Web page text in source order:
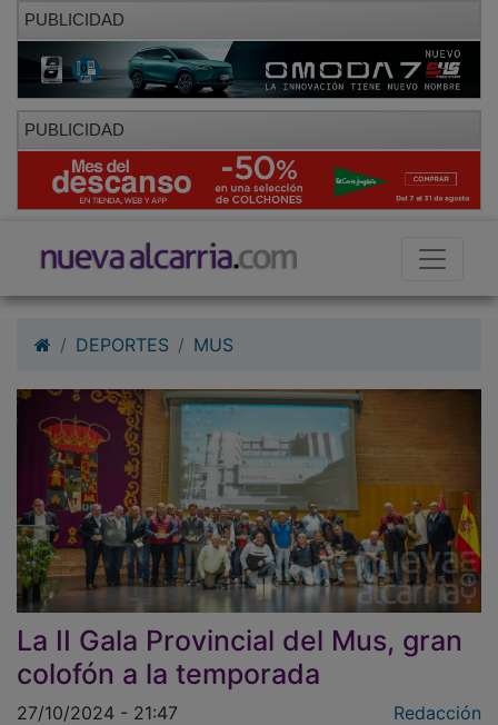
PUBLICIDAD
PUBLICIDAD
La II Gala Provincial del Mus, gran
colofón a la temporada
27/10/2024 - 21:47